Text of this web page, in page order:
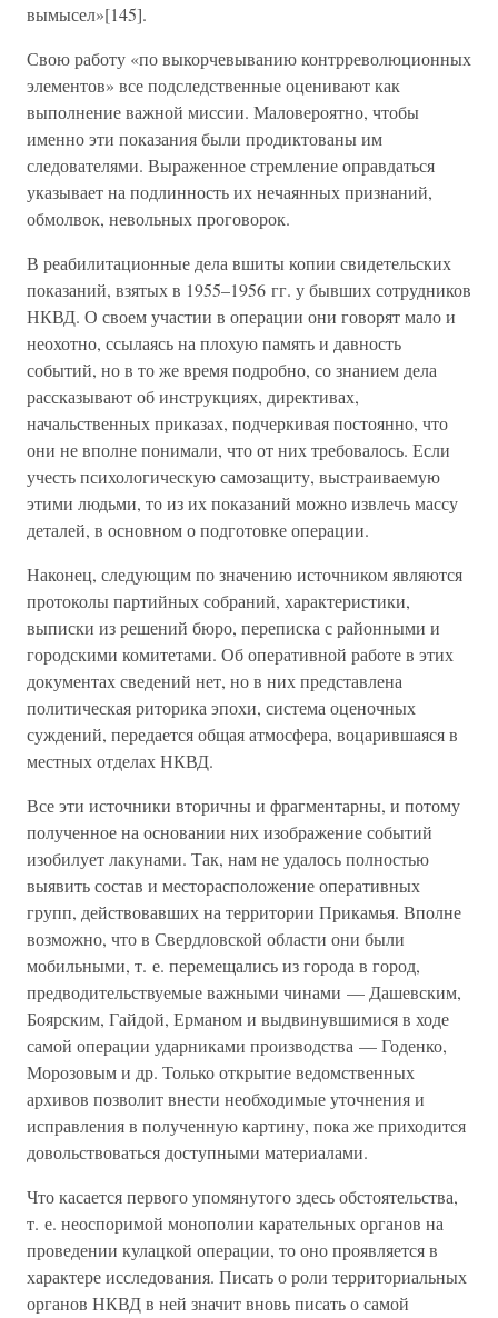
вымысел»[145].
Свою работу «по выкорчевыванию контрреволюционных
элементов» все подследственные оценивают как
выполнение важной миссии. Маловероятно, чтобы
именно эти показания были продиктованы им
следователями. Выраженное стремление оправдаться
указывает на подлинность их нечаянных признаний,
обмолвок, невольных проговорок.
В реабилитационные дела вшиты копии свидетельских
показаний, взятых в 1955–1956 гг. у бывших сотрудников
НКВД. О своем участии в операции они говорят мало и
неохотно, ссылаясь на плохую память и давность
событий, но в то же время подробно, со знанием дела
рассказывают об инструкциях, директивах,
начальственных приказах, подчеркивая постоянно, что
они не вполне понимали, что от них требовалось. Если
учесть психологическую самозащиту, выстраиваемую
этими людьми, то из их показаний можно извлечь массу
деталей, в основном о подготовке операции.
Наконец, следующим по значению источником являются
протоколы партийных собраний, характеристики,
выписки из решений бюро, переписка с районными и
городскими комитетами. Об оперативной работе в этих
документах сведений нет, но в них представлена
политическая риторика эпохи, система оценочных
суждений, передается общая атмосфера, воцарившаяся в
местных отделах НКВД.
Все эти источники вторичны и фрагментарны, и потому
полученное на основании них изображение событий
изобилует лакунами. Так, нам не удалось полностью
выявить состав и месторасположение оперативных
групп, действовавших на территории Прикамья. Вполне
возможно, что в Свердловской области они были
мобильными, т. е. перемещались из города в город,
предводительствуемые важными чинами — Дашевским,
Боярским, Гайдой, Ерманом и выдвинувшимися в ходе
самой операции ударниками производства — Годенко,
Морозовым и др. Только открытие ведомственных
архивов позволит внести необходимые уточнения и
исправления в полученную картину, пока же приходится
довольствоваться доступными материалами.
Что касается первого упомянутого здесь обстоятельства,
т. е. неоспоримой монополии карательных органов на
проведении кулацкой операции, то оно проявляется в
характере исследования. Писать о роли территориальных
органов НКВД в ней значит вновь писать о самой